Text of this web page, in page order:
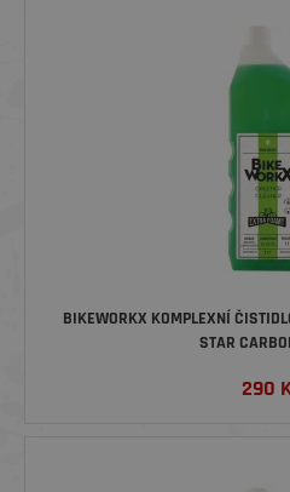
BIKEWORKX KOMPLEXNÍ
STAR
290